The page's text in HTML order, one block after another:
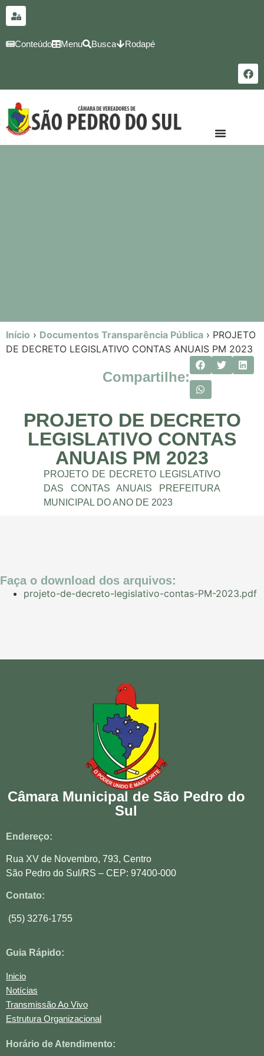
conteúdo
Conteúdo Menu Busca Rodapé
Início › Documentos Transparência Pública › PROJETO
DE DECRETO LEGISLATIVO CONTAS ANUAIS PM 2023
Compartilhe:
PROJETO DE DECRETO
LEGISLATIVO CONTAS
ANUAIS PM 2023
PROJETO DE DECRETO LEGISLATIVO
DAS CONTAS ANUAIS PREFEITURA
MUNICIPAL DO ANO DE 2023
Faça o download dos arquivos:
projeto-de-decreto-legislativo-contas-PM-2023.pdf
Câmara Municipal de São Pedro do
Sul
Endereço:
Rua XV de Novembro, 793, Centro
São Pedro do Sul/RS – CEP: 97400-000
Contato:
(55) 3276-1755
Guia Rápido:
Inicio
Notícias
Transmissão Ao Vivo
Estrutura Organizacional
Horário de Atendimento: